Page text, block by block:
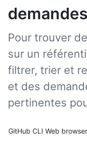
Pour trouver
sur un
filtrer, trier et
et des
pertinentes
Tool
GitHub CLI Web browser